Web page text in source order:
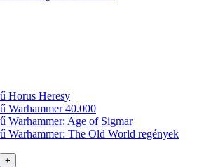
Horus Heresy
Warhammer 40.000
Warhammer: Age of Sigmar
Warhammer: The Old World regények
+